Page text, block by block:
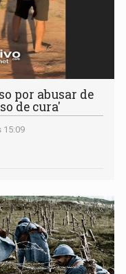
por abusar de
de cura'
15:09